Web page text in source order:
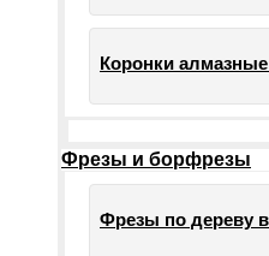
Коронки
Фрезы и борфрезы
Фрезы по дереву